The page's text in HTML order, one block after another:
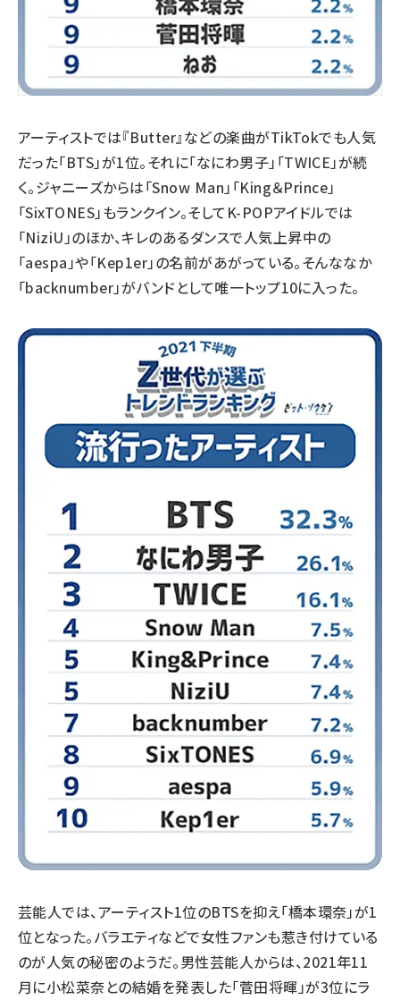
アーティストでは『Butter』などの楽曲がTikTokでも人気
だった「BTS」が1位。それに「なにわ男子」「TWICE」が続
く。ジャニーズからは「Snow Man」「King＆Prince」
「SixTONES」もランクイン。そしてK-POPアイドルでは
「NiziU」のほか、キレのあるダンスで人気上昇中の
「aespa」や「Kep1er」の名前があがっている。そんななか
「backnumber」がバンドとして唯一トップ10に入った。
芸能人では、アーティスト1位のBTSを抑え「橋本環奈」が1
位となった。バラエティなどで女性ファンも惹き付けている
のが人気の秘密のようだ。男性芸能人からは、2021年11
月に小松菜奈との結婚を発表した「菅田将暉」が3位にラ